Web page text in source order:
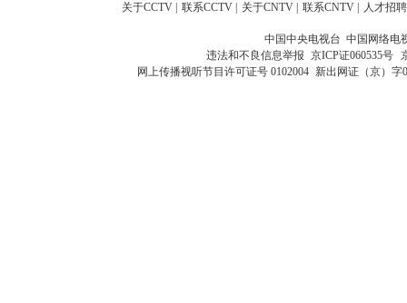
关于CCTV 联系CCTV 关于CNTV 联系CNTV 人才招聘
中国中央电视台 中国网络电
违法和不良信息举报 京ICP证060535号
网上传播视听节目许可证号 0102004 新出网证（京）